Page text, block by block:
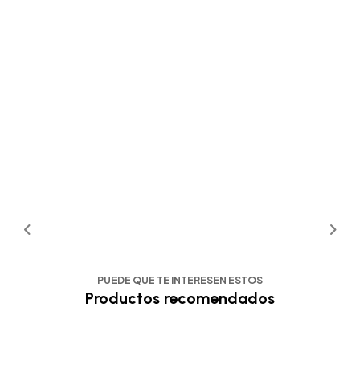
PUEDE QUE TE INTERESEN ESTOS
Productos recomendados